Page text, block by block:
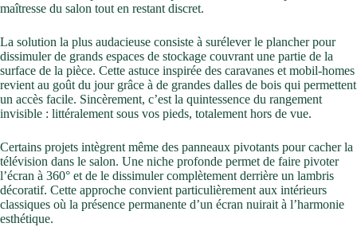
maîtresse du salon tout en restant discret.
La solution la plus audacieuse consiste à surélever le plancher pour
dissimuler de grands espaces de stockage couvrant une partie de la
surface de la pièce. Cette astuce inspirée des caravanes et mobil-homes
revient au goût du jour grâce à de grandes dalles de bois qui permettent
un accès facile. Sincèrement, c’est la quintessence du rangement
invisible : littéralement sous vos pieds, totalement hors de vue.
Certains projets intègrent même des panneaux pivotants pour cacher la
télévision dans le salon. Une niche profonde permet de faire pivoter
l’écran à 360° et de le dissimuler complètement derrière un lambris
décoratif. Cette approche convient particulièrement aux intérieurs
classiques où la présence permanente d’un écran nuirait à l’harmonie
esthétique.